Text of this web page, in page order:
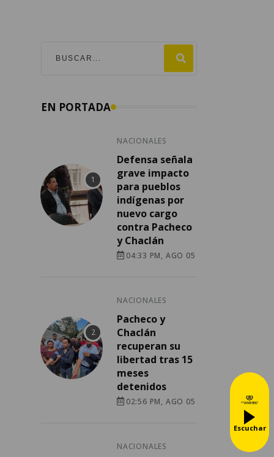
EN PORTADA
NACIONALES
Defensa señala
grave impacto
para pueblos
indígenas por
nuevo cargo
contra Pacheco
y Chaclán
04:33 PM, AGO 05
NACIONALES
Pacheco y
Chaclán
recuperan su
libertad tras 15
meses
detenidos
02:56 PM, AGO 05
NACIONALES
Escuchar